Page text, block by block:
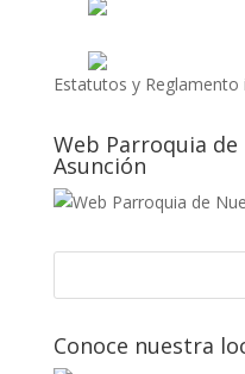
Estatutos y Reglamento
Web Parroquia
Asunción
Conoce nuestra